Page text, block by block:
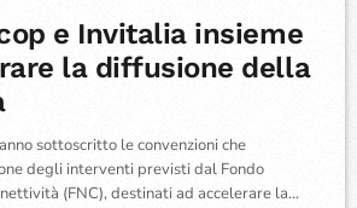
e Invitalia insieme
la diffusione della
sottoscritto le convenzioni che
degli interventi previsti dal Fondo
(FNC), destinati ad accelerare la